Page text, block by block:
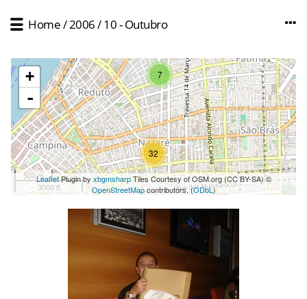
Home/2006/10 - Outubro
7
32
+
-
500 m
3000 ft
LeafletPlugin by xbgmsharpTiles Courtesy of OSM.org (CC BY-SA) ©
OpenStreetMapcontributors, (ODbL)